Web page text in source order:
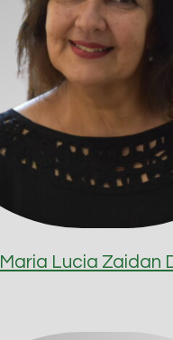
Maria Lucia Zaidan